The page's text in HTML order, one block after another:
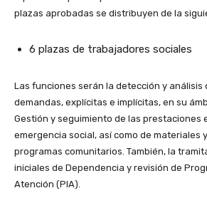
plazas aprobadas se distribuyen de la
6 plazas de trabajadores sociales
Las funciones serán la detección y análisis
demandas, explícitas e implícitas, en su
Gestión y seguimiento de las prestaciones
emergencia social, así como de materiales
programas comunitarios. También, la
iniciales de Dependencia y revisión de
Atención (PIA).